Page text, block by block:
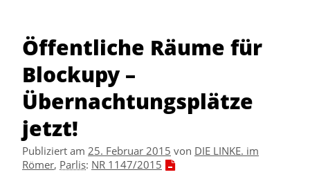
Öffentliche Räume für
Blockupy –
Übernachtungsplätze
jetzt!
Publiziert am 25. Februar 2015 von DIE LINKE. im
Römer, Parlis: NR 1147/2015